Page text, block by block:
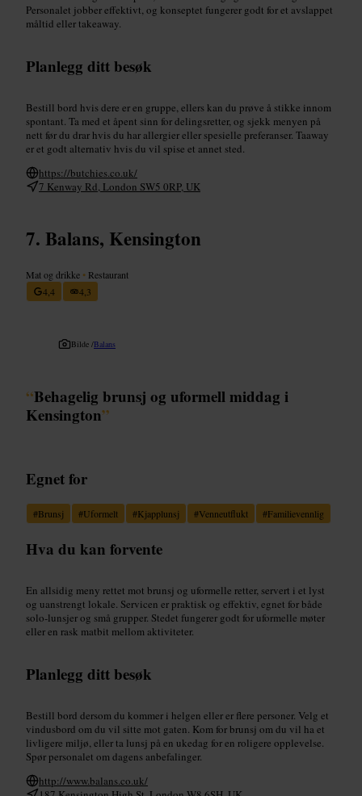
Personalet jobber effektivt, og konseptet fungerer godt for et avslappet
måltid eller takeaway.
Planlegg ditt besøk
Bestill bord hvis dere er en gruppe, ellers kan du prøve å stikke innom
spontant. Ta med et åpent sinn for delingsretter, og sjekk menyen på
nett før du drar hvis du har allergier eller spesielle preferanser. Taaway
er et godt alternativ hvis du vil spise et annet sted.
https://butchies.co.uk/
7 Kenway Rd, London SW5 0RP, UK
Balans, Kensington
Mat og drikke • Restaurant
4,4
4,3
Bilde /Balans
“Behagelig brunsj og uformell middag i
Kensington”
Egnet for
#Brunsj #Uformelt #Kjapplunsj #Venneutflukt #Familievennlig
Hva du kan forvente
En allsidig meny rettet mot brunsj og uformelle retter, servert i et lyst
og uanstrengt lokale. Servicen er praktisk og effektiv, egnet for både
solo-lunsjer og små grupper. Stedet fungerer godt for uformelle møter
eller en rask matbit mellom aktiviteter.
Planlegg ditt besøk
Bestill bord dersom du kommer i helgen eller er flere personer. Velg et
vindusbord om du vil sitte mot gaten. Kom for brunsj om du vil ha et
livligere miljø, eller ta lunsj på en ukedag for en roligere opplevelse.
Spør personalet om dagens anbefalinger.
http://www.balans.co.uk/